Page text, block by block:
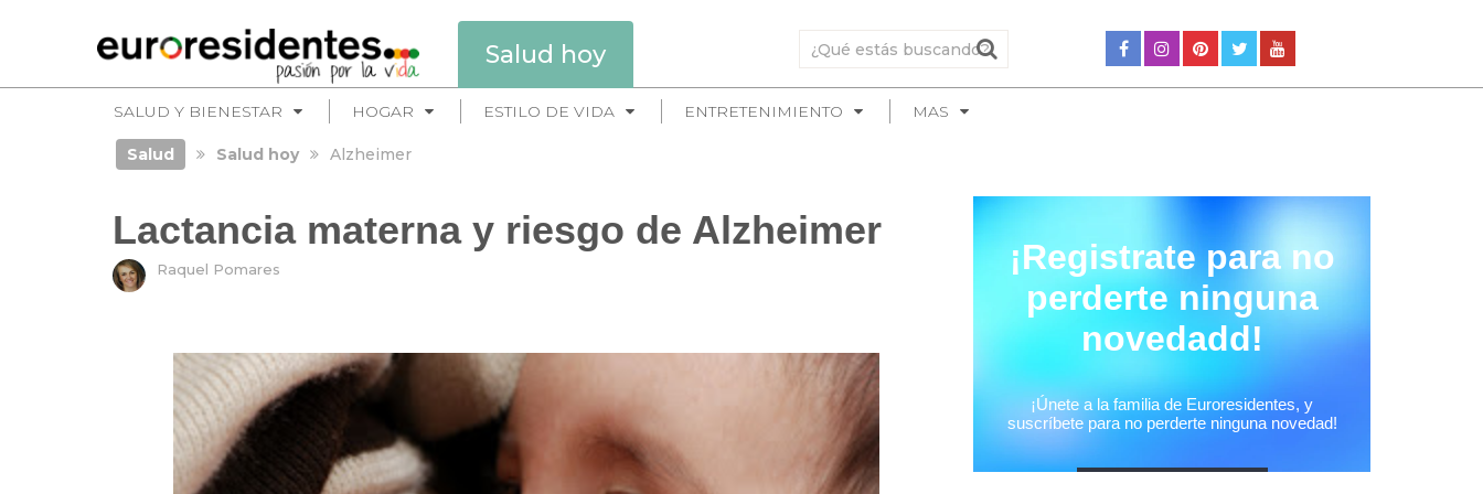
Salud hoy
SALUD Y BIENESTAR HOGAR ESTILO DE VIDA ENTRETENIMIENTO MAS
Salud Salud hoy Alzheimer
Lactancia materna y riesgo de Alzheimer
Raquel Pomares